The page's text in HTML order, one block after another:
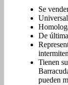
Se
De
Tienen
pueden